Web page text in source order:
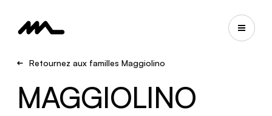
Retournez aux familles Maggiolino
MAGGIOLINO